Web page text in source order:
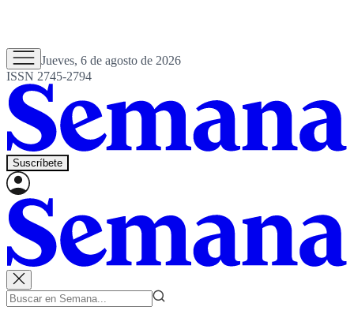
Jueves, 6 de agosto de 2026
ISSN 2745-2794
Suscríbete